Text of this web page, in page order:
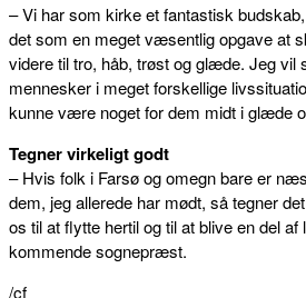
– Vi har som kirke et fantastisk
det som en meget væsentlig opgave at
videre til tro, håb, trøst og glæde. Jeg
mennesker i meget forskellige
kunne være noget for dem midt i glæde
Tegner virkeligt godt
– Hvis folk i Farsø og omegn bare er
dem, jeg allerede har mødt, så tegner
os til at flytte hertil og til at blive en del
kommende sognepræst.
/cf